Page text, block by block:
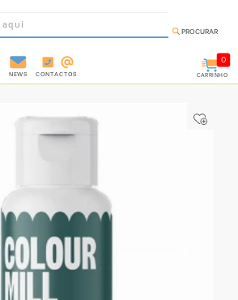
PROCURAR
NEWS CONTACTOS
0
CARRINHO